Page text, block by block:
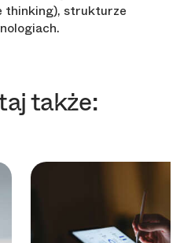
thinking), strukturze
także: